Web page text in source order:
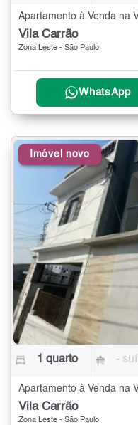
Apartamento à Venda na
Vila Carrão
Zona Leste - São Paulo
WhatsApp
Imóvel novo
1 quarto -
Apartamento à Venda na
Vila Carrão
Zona Leste - São Paulo